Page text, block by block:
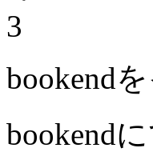
3
bookend
bookend